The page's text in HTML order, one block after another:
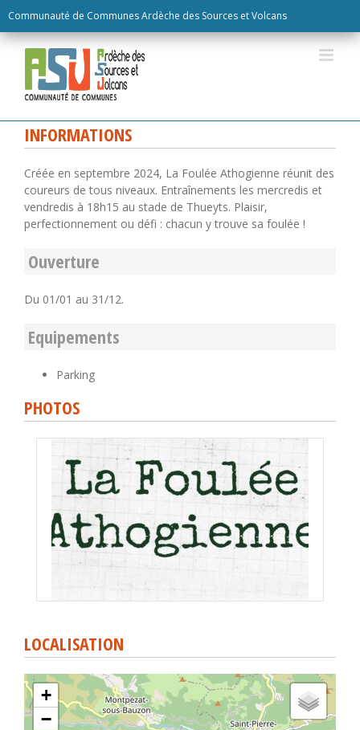
Communauté de Communes Ardèche des Sources et Volcans
to
content
INFORMATIONS
Créée en septembre 2024, La Foulée Athogienne réunit des
coureurs de tous niveaux. Entraînements les mercredis et
vendredis à 18h15 au stade de Thueyts. Plaisir,
perfectionnement ou défi : chacun y trouve sa foulée !
Ouverture
Du 01/01 au 31/12.
Equipements
Parking
PHOTOS
LOCALISATION
+
−